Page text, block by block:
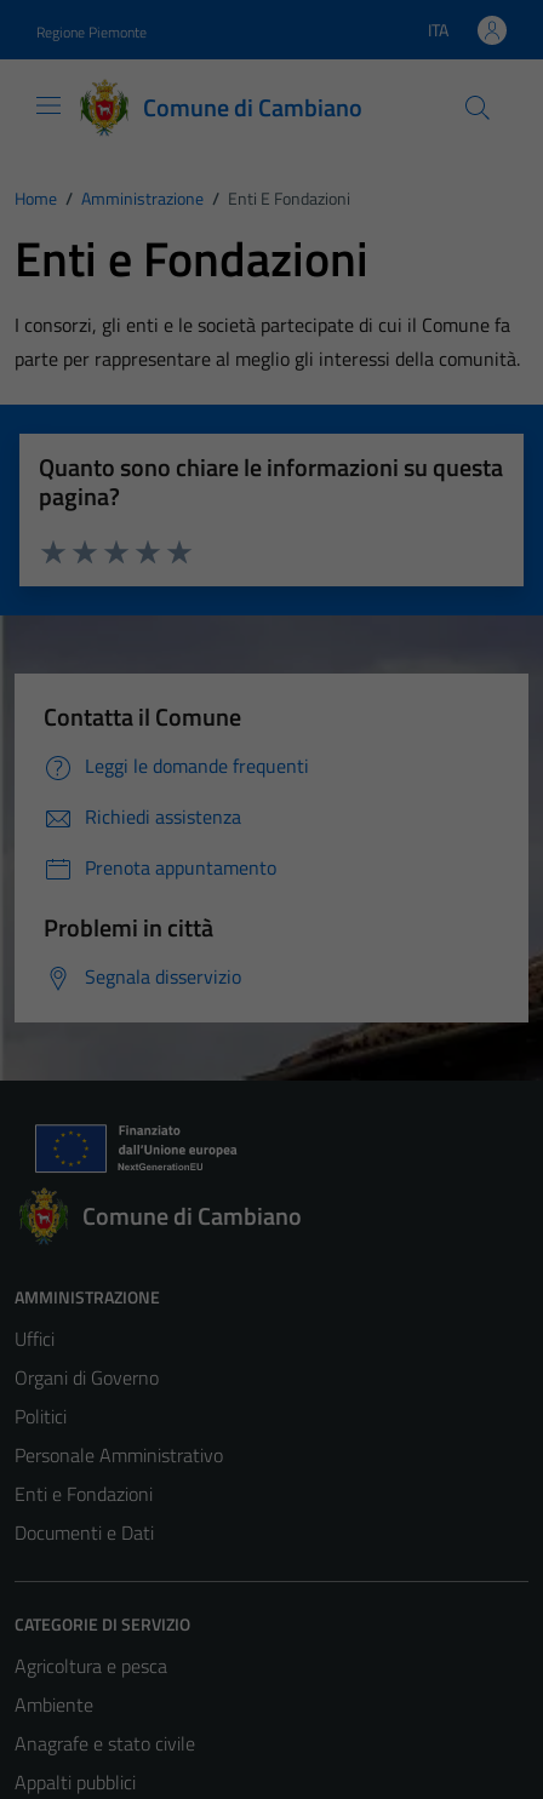
Regione Piemonte Lingua attiva:
ITA
Comune di Cambiano
Home / Amministrazione / Enti E Fondazioni
Enti e Fondazioni
I consorzi, gli enti e le società partecipate di cui il Comune fa
parte per rappresentare al meglio gli interessi della comunità.
Quanto sono chiare le informazioni su questa
pagina?
Valuta 5 stelle su 5
Valuta 4 stelle su 5
Valuta 3 stelle su 5
Valuta 2 stelle su 5
Valuta 1 stelle su 5
Contatta il Comune
Leggi le domande frequenti
Richiedi assistenza
Prenota appuntamento
Problemi in città
Segnala disservizio
Comune di Cambiano
AMMINISTRAZIONE
Uffici
Organi di Governo
Politici
Personale Amministrativo
Enti e Fondazioni
Documenti e Dati
CATEGORIE DI SERVIZIO
Agricoltura e pesca
Ambiente
Anagrafe e stato civile
Appalti pubblici